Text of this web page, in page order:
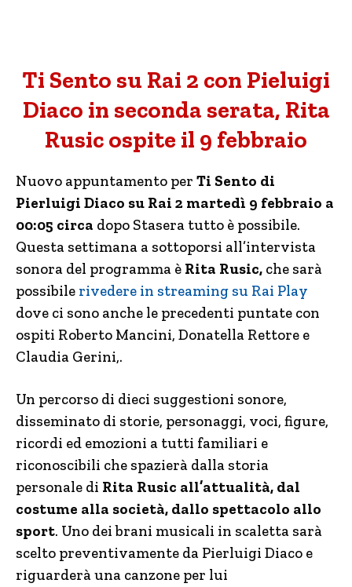
Ti Sento su Rai 2 con Pieluigi
Diaco in seconda serata, Rita
Rusic ospite il 9 febbraio
Nuovo appuntamento per Ti Sento di
Pierluigi Diaco su Rai 2 martedì 9 febbraio a
00:05 circa dopo Stasera tutto è possibile.
Questa settimana a sottoporsi all’intervista
sonora del programma è Rita Rusic, che sarà
possibile rivedere in streaming su Rai Play
dove ci sono anche le precedenti puntate con
ospiti Roberto Mancini, Donatella Rettore e
Claudia Gerini,.
Un percorso di dieci suggestioni sonore,
disseminato di storie, personaggi, voci, figure,
ricordi ed emozioni a tutti familiari e
riconoscibili che spazierà dalla storia
personale di Rita Rusic all’attualità, dal
costume alla società, dallo spettacolo allo
sport. Uno dei brani musicali in scaletta sarà
scelto preventivamente da Pierluigi Diaco e
riguarderà una canzone per lui